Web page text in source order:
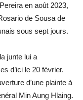
en août 2023,
de Sousa de
sous sept jours.
junte lui a
d’ici le 20 février.
d’une plainte à
Min Aung Hlaing.